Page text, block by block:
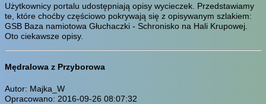
Użytkownicy portalu udostępniają opisy wycieczek. Przedstawiamy
te, które choćby częściowo pokrywają się z opisywanym szlakiem:
GSB Baza namiotowa Głuchaczki - Schronisko na Hali Krupowej.
Oto ciekawsze opisy.
Mędralowa z Przyborowa
Autor: Majka_W
Opracowano: 2016-09-26 08:07:32